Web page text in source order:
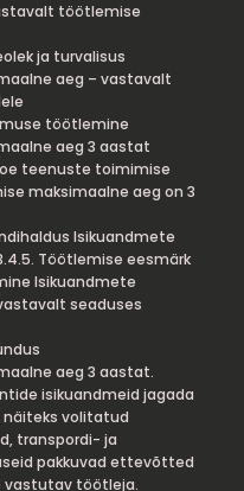
töötlemise
ja turvalisus
aeg – vastavalt
töötlemine
aeg 3 aastat
teenuste toimimise
maksimaalne aeg on 3
Isikuandmete
Töötlemise eesmärk
Isikuandmete
seaduses
aeg 3 aastat.
isikuandmeid jagada
näiteks volitatud
transpordi- ja
pakkuvad ettevõtted
vastutav töötleja.